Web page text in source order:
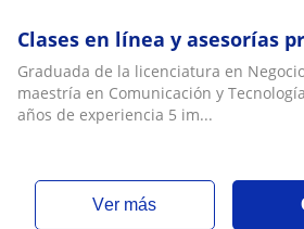
Clases en línea y asesorías
Graduada de la licenciatura en
maestría en Comunicación y
años de experiencia 5 im...
ver más